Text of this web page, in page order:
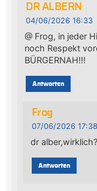
DR ALBERN
04/06/2026 16:33
@ Frog, in jeder
noch Respekt
BÜRGERNAH!!!
Antworten
Frog
07/06/2026 17:38
dr
Antworten